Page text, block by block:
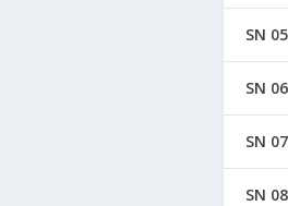
SN 05
SN 06
SN 07
SN 08